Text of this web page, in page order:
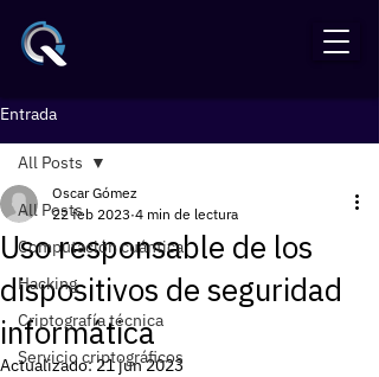
Entrada
All Posts
Computación cuántica
Hacking
Criptografía técnica
Servicio criptográficos
All Posts
Uso responsable de los
dispositivos de seguridad
informática
Oscar Gómez
22 feb 2023 4 min de lectura
Actualizado:21 jun 2023